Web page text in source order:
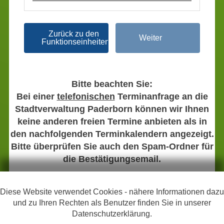
Diese Website verwendet Cookies - nähere Informationen dazu
und zu Ihren Rechten als Benutzer finden Sie in unserer
Datenschutzerklärung.
Den Weiter-Schalter der Seite anspringen
Bitte beachten Sie:
Bei einer telefonischen Terminanfrage an die
Stadtverwaltung Paderborn können wir Ihnen
keine anderen freien Termine anbieten als in
den nachfolgenden Terminkalendern angezeigt.
Bitte überprüfen Sie auch den Spam-Ordner für
die Bestätigungsemail.
Links zur Hilfe, Impressum, Datenschutzerklärung,
Impressum
Datenschutzerklärung